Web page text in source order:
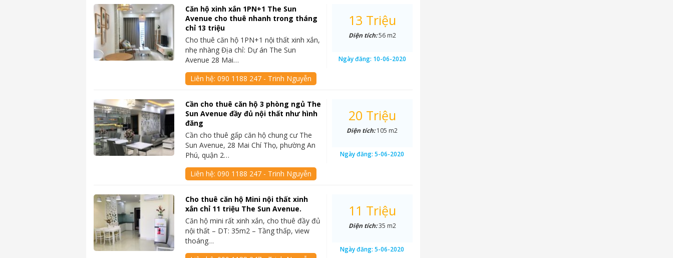
Căn hộ xinh xắn 1PN+1 The Sun
Avenue cho thuê nhanh trong tháng
chỉ 13 triệu
Cho thuê căn hộ 1PN+1 nội thất xinh xắn,
nhẹ nhàng Địa chỉ: Dự án The Sun
Avenue 28 Mai…
Liên hệ:090 1188 247 - Trinh Nguyễn
13 Triệu
Diện tích:56 m2
Ngày đăng: 10-06-2020
Cần cho thuê căn hộ 3 phòng ngủ The
Sun Avenue đầy đủ nội thất như hình
đăng
Cần cho thuê gấp căn hộ chung cư The
Sun Avenue, 28 Mai Chí Thọ, phường An
Phú, quận 2…
Liên hệ:090 1188 247 - Trinh Nguyễn
20 Triệu
Diện tích:105 m2
Ngày đăng:5-06-2020
Cho thuê căn hộ Mini nội thất xinh
xắn chỉ 11 triệu The Sun Avenue.
Căn hộ mini rất xinh xắn, cho thuê đầy đủ
nội thất – DT: 35m2 – Tầng thấp, view
thoáng…
11 Triệu
Diện tích:35 m2
Ngày đăng:5-06-2020